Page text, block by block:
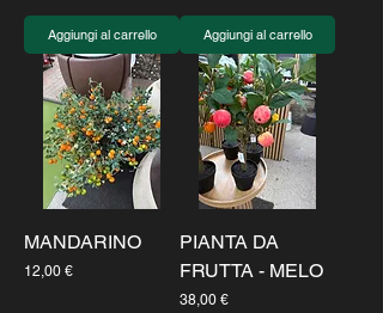
Aggiungi al carrello Aggiungi al carrello
MANDARINO
Prezzo
12,00 €
PIANTA DA
FRUTTA - MELO
Prezzo
38,00 €